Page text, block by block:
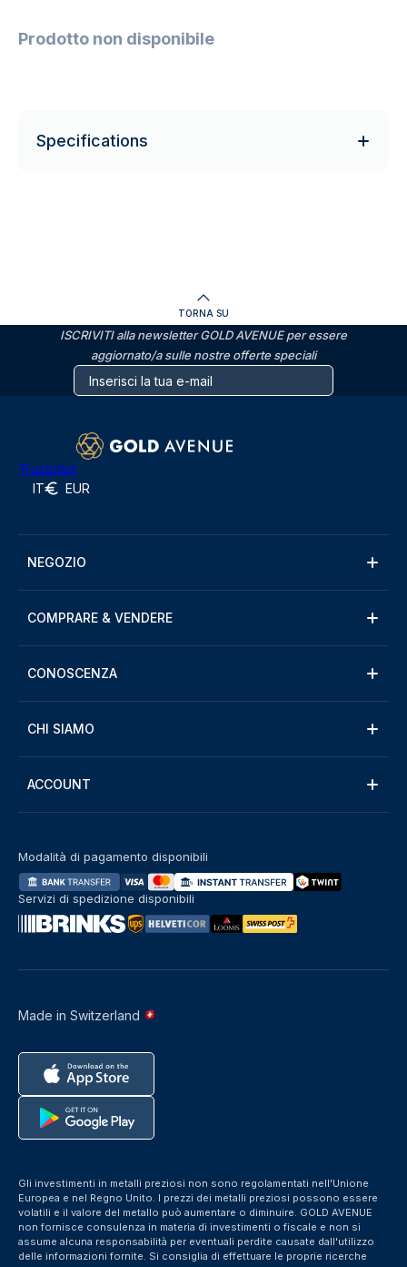
Prodotto non disponibile
Specifications
TORNA SU
ISCRIVITI alla newsletter GOLD AVENUE per essere
aggiornato/a sulle nostre offerte speciali
Trustpilot
IT EUR
NEGOZIO
COMPRARE & VENDERE
CONOSCENZA
CHI SIAMO
ACCOUNT
Made in Switzerland
Modalità di pagamento disponibili
Servizi di spedizione disponibili
Gli investimenti in metalli preziosi non sono regolamentati nell'Unione
Europea e nel Regno Unito. I prezzi dei metalli preziosi possono essere
volatili e il valore del metallo può aumentare o diminuire. GOLD AVENUE
non fornisce consulenza in materia di investimenti o fiscale e non si
assume alcuna responsabilità per eventuali perdite causate dall'utilizzo
delle informazioni fornite. Si consiglia di effettuare le proprie ricerche